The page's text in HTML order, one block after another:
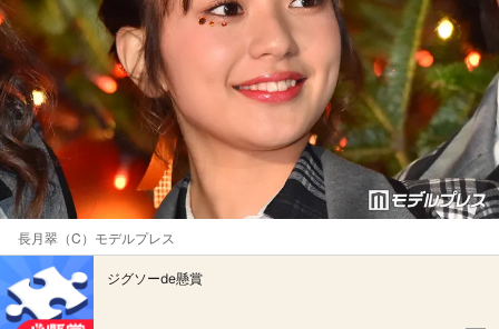
長月翠（C）モデルプレス
ジグソーde懸賞